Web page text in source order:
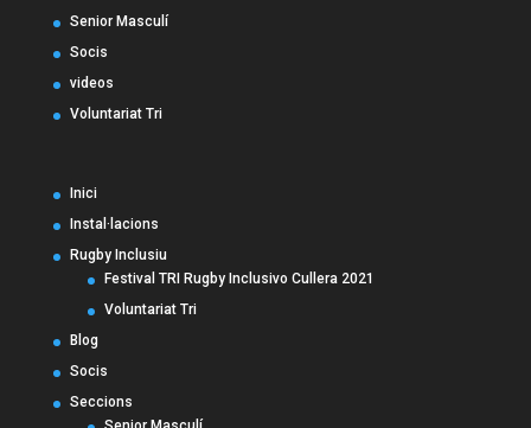
Senior Masculí
Socis
videos
Voluntariat Tri
Inici
Instal·lacions
Rugby Inclusiu
Festival TRI Rugby Inclusivo Cullera 2021
Voluntariat Tri
Blog
Socis
Seccions